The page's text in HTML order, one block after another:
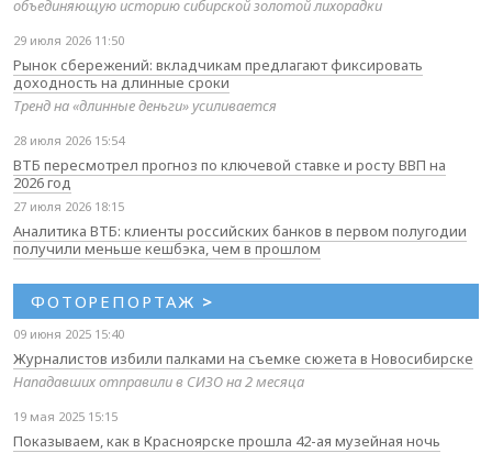
объединяющую историю сибирской золотой лихорадки
29 июля 2026 11:50
Рынок сбережений: вкладчикам предлагают фиксировать
доходность на длинные сроки
Тренд на «длинные деньги» усиливается
28 июля 2026 15:54
ВТБ пересмотрел прогноз по ключевой ставке и росту ВВП на
2026 год
27 июля 2026 18:15
Аналитика ВТБ: клиенты российских банков в первом полугодии
получили меньше кешбэка, чем в прошлом
ФОТОРЕПОРТАЖ >
09 июня 2025 15:40
Журналистов избили палками на съемке сюжета в Новосибирске
Нападавших отправили в СИЗО на 2 месяца
19 мая 2025 15:15
Показываем, как в Красноярске прошла 42-ая музейная ночь